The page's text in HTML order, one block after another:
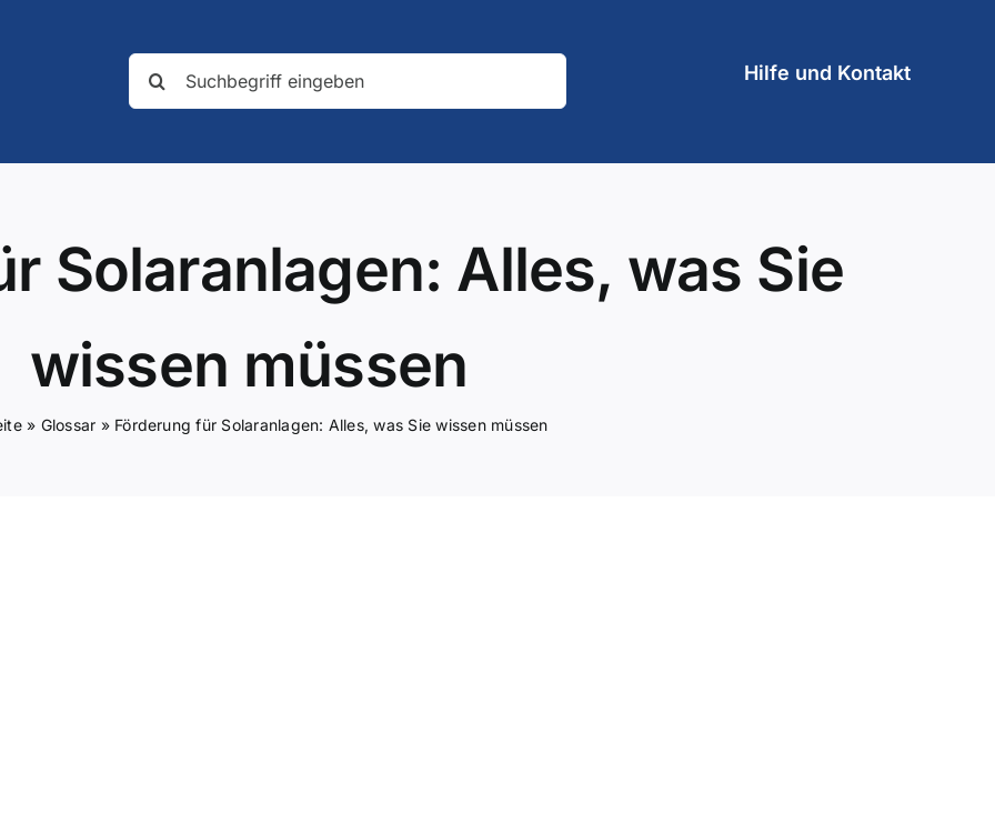
Suche
nach:
Hilfe und Kontakt
Solaranlagen: Alles, was Sie
wissen müssen
» Glossar » Förderung für Solaranlagen: Alles, was Sie wissen müssen